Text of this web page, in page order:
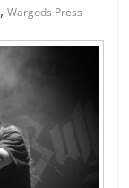
,Wargods Press